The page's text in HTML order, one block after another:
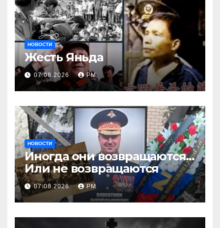
НОВОСТИ
Жесть Яньда
07.08.2026 РМ
НОВОСТИ
Иногда они возвращаются…
Или не возвращаются
07.08.2026 РМ